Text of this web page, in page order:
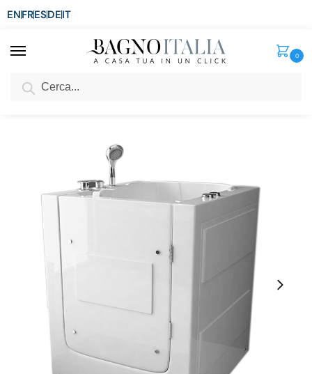
ENFRESDEIT
0
SCONTO del 3%